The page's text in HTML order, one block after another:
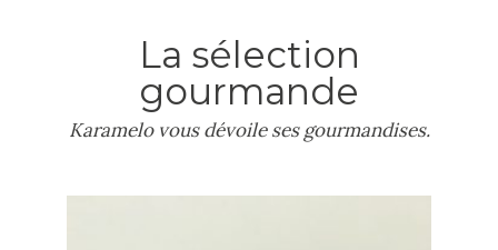
La sélection
gourmande
Karamelo vous dévoile ses gourmandises.